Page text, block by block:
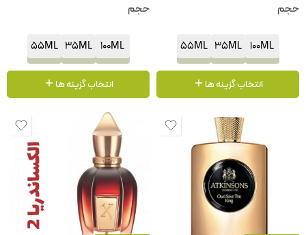
حجم
100ML
35ML
55ML
انتخاب گزینه ها
حجم
100ML
35ML
55ML
انتخاب گزینه ها